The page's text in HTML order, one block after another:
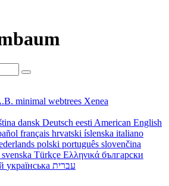
minimal webtrees Xenea
dansk Deutsch eesti American English
français hrvatski íslenska italiano
polski português slovenčina
svenska Türkçe Ελληνικά български
українська עברית